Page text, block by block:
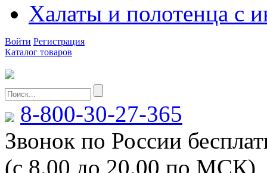
Халаты и полотенца с
Войти Регистрация
Каталог товаров
8-800-30-27-365
Звонок по России
(с 8.00 до 20.00 по МСК)